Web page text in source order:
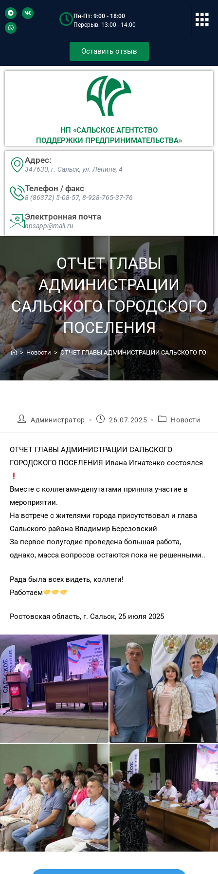
Пн-Пт: 9:00 - 18:00
Перерыв: 13:00 - 14:00
Оставить отзыв
НП «САЛЬСКОЕ АГЕНТСТВО
ПОДДЕРЖКИ ПРЕДПРИНИМАТЕЛЬСТВА»
Адрес:
347630, г. Сальск, ул. Ленина, 4​
Телефон / факс
8 (86372) 5-08-57, 8-928-765-37-76
Электронная почта
npsapp@mail.ru
ОТЧЕТ ГЛАВЫ
АДМИНИСТРАЦИИ
САЛЬСКОГО ГОРОДСКОГО
ПОСЕЛЕНИЯ
> Новости > ОТЧЕТ ГЛАВЫ АДМИНИСТРАЦИИ САЛЬСКОГО
Администратор 26.07.2025 Новости
ОТЧЕТ ГЛАВЫ АДМИНИСТРАЦИИ САЛЬСКОГО
ГОРОДСКОГО ПОСЕЛЕНИЯ Ивана Игнатенко состоялся
Вместе с коллегами-депутатами приняла участие в
мероприятии.
На встрече с жителями города присутствовал и глава
Сальского района Владимир Березовский
За первое полугодие проведена большая работа,
однако, масса вопросов остаются пока не решенными..
Рада была всех видеть, коллеги!
Работаем
Ростовская область, г. Сальск, 25 июля 2025